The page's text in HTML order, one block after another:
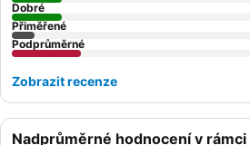
Nadprůměrné hodnocení v
Dobré
Přiměřené
Podprůměrné
Zobrazit recenze